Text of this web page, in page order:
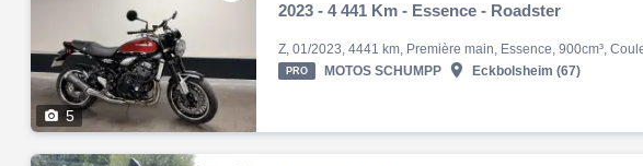
 5
2023 - 4 441 Km - Essence - Roadster
PRO MOTOS SCHUMPP  Eckbolsheim (67)